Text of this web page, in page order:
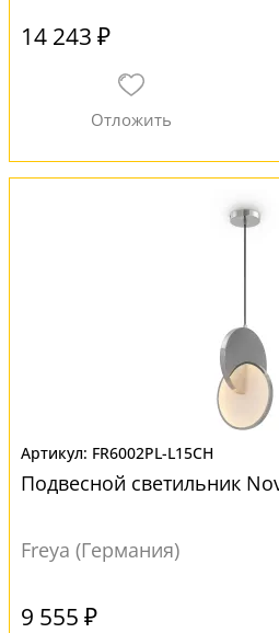
14 243 ₽
FR6002PL-L15CH
Подвесной светильник
Freya (Германия)
9 555 ₽